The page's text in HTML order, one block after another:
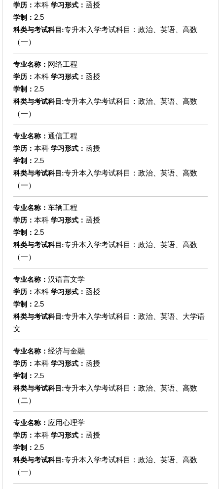
学历： 本科 学习形式： 函授
学制： 2.5
科类与考试科目:专升本入学考试科目：政治、英语、高数
（一）
专业名称： 网络工程
学历： 本科 学习形式： 函授
学制： 2.5
科类与考试科目:专升本入学考试科目：政治、英语、高数
（一）
专业名称： 通信工程
学历： 本科 学习形式： 函授
学制： 2.5
科类与考试科目:专升本入学考试科目：政治、英语、高数
（一）
专业名称： 车辆工程
学历： 本科 学习形式： 函授
学制： 2.5
科类与考试科目:专升本入学考试科目：政治、英语、高数
（一）
专业名称： 汉语言文学
学历： 本科 学习形式： 函授
学制： 2.5
科类与考试科目:专升本入学考试科目：政治、英语、大学语
文
专业名称： 经济与金融
学历： 本科 学习形式： 函授
学制： 2.5
科类与考试科目:专升本入学考试科目：政治、英语、高数
（二）
专业名称： 应用心理学
学历： 本科 学习形式： 函授
学制： 2.5
科类与考试科目:专升本入学考试科目：政治、英语、高数
（一）